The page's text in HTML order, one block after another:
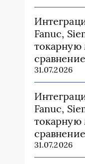
Fanuc,
токарную
31.07.2026
Fanuc,
токарную
31.07.2026